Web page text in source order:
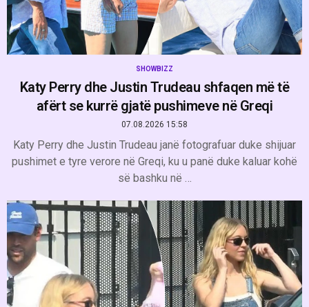
SHOWBIZZ
Katy Perry dhe Justin Trudeau shfaqen më të
afërt se kurrë gjatë pushimeve në Greqi
07.08.2026 15:58
Katy Perry dhe Justin Trudeau janë fotografuar duke shijuar
pushimet e tyre verore në Greqi, ku u panë duke kaluar kohë
së bashku në …